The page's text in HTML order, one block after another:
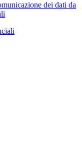
dei dati da